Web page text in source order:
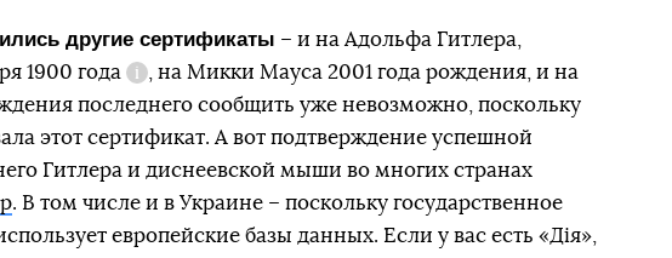
другие сертификаты – и на Адольфа Гитлера,
1900 года
Справка
, на Микки Мауса 2001 года рождения, и на
последнего сообщить уже невозможно, поскольку
этот сертификат. А вот подтверждение успешной
Гитлера и диснеевской мыши во многих странах
. В том числе и в Украине – поскольку государственное
европейские базы данных. Если у вас есть «Дія»,